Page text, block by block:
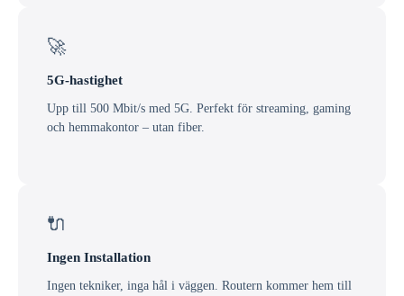
🚀
5G-hastighet
Upp till 500 Mbit/s med 5G. Perfekt för streaming, gaming
och hemmakontor – utan fiber.
🔌
Ingen Installation
Ingen tekniker, inga hål i väggen. Routern kommer hem till